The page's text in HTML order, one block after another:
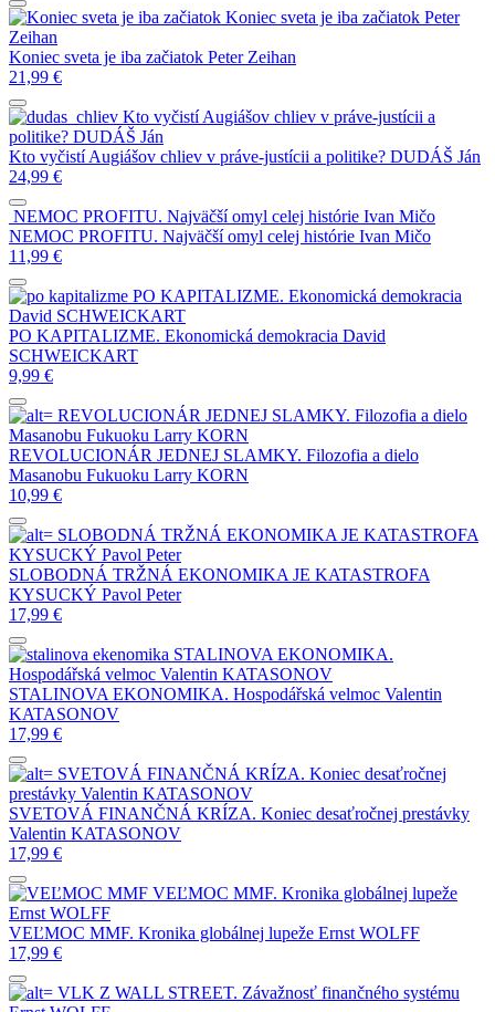
Koniec sveta je iba začiatok Peter
Zeihan
Koniec sveta je iba začiatok Peter Zeihan
21,99 €
Kto vyčistí Augiášov chliev v práve-justícii a
politike? DUDÁŠ Ján
Kto vyčistí Augiášov chliev v práve-justícii a politike? DUDÁŠ Ján
24,99 €
NEMOC PROFITU. Najväčší omyl celej histórie Ivan Mičo
NEMOC PROFITU. Najväčší omyl celej histórie Ivan Mičo
11,99 €
PO KAPITALIZME. Ekonomická demokracia
David SCHWEICKART
PO KAPITALIZME. Ekonomická demokracia David
SCHWEICKART
9,99 €
REVOLUCIONÁR JEDNEJ SLAMKY. Filozofia a dielo
Masanobu Fukuoku Larry KORN
REVOLUCIONÁR JEDNEJ SLAMKY. Filozofia a dielo
Masanobu Fukuoku Larry KORN
10,99 €
SLOBODNÁ TRŽNÁ EKONOMIKA JE KATASTROFA
KYSUCKÝ Pavol Peter
SLOBODNÁ TRŽNÁ EKONOMIKA JE KATASTROFA
KYSUCKÝ Pavol Peter
17,99 €
STALINOVA EKONOMIKA.
Hospodářská velmoc Valentin KATASONOV
STALINOVA EKONOMIKA. Hospodářská velmoc Valentin
KATASONOV
17,99 €
SVETOVÁ FINANČNÁ KRÍZA. Koniec desaťročnej
prestávky Valentin KATASONOV
SVETOVÁ FINANČNÁ KRÍZA. Koniec desaťročnej prestávky
Valentin KATASONOV
17,99 €
VEĽMOC MMF. Kronika globálnej lupeže
Ernst WOLFF
VEĽMOC MMF. Kronika globálnej lupeže Ernst WOLFF
17,99 €
VLK Z WALL STREET. Závažnosť finančného systému